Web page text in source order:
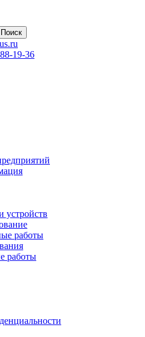
Поиск
19-36
устройств
работы
работы